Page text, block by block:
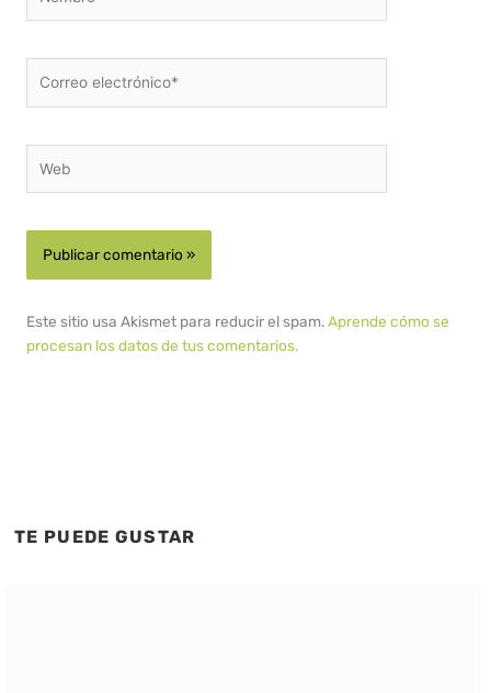
electrónico*
Este sitio usa Akismet para reducir el spam.Aprende cómo se
procesan los datos de tus comentarios.
TE PUEDE GUSTAR